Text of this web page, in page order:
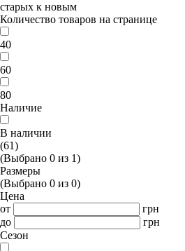
старых к новым
Количество товаров на странице
40
60
80
Наличие
В наличии
(61)
(Выбрано 0 из 1)
Размеры
(Выбрано 0 из 0)
Цена
от
грн
до
грн
Сезон